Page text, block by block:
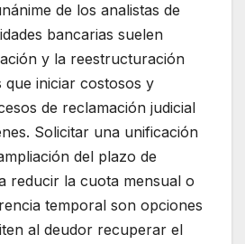
de los analistas de
bancarias suelen
y la reestructuración
que iniciar costosos y
de reclamación judicial
Solicitar una unificación
del plazo de
reducir la cuota mensual o
temporal son opciones
al deudor recuperar el